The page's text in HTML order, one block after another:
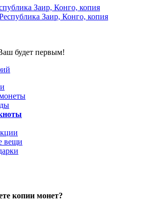
Заир, Конго, копия
будет первым!
вещи
копии монет?